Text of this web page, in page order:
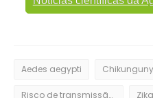
Aedes aegypti
Risco de transmissão de dengue Zika